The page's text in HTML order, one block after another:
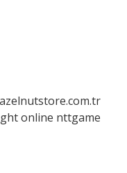
online nttgame